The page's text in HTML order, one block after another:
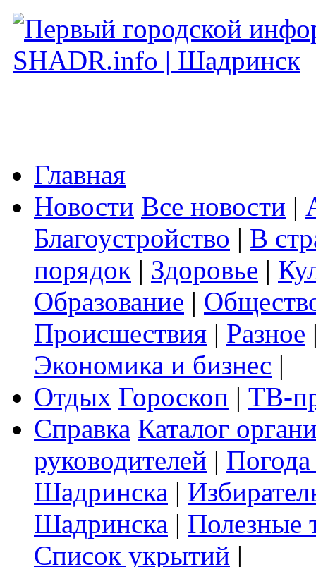
Главная
Новости Все новости |
Благоустройство | В
порядок | Здоровье |
Образование |
Происшествия | Разное
Экономика и бизнес |
Отдых Гороскоп | ТВ-
Справка Каталог
руководителей |
Шадринска |
Шадринска | Полезные
Список укрытий |